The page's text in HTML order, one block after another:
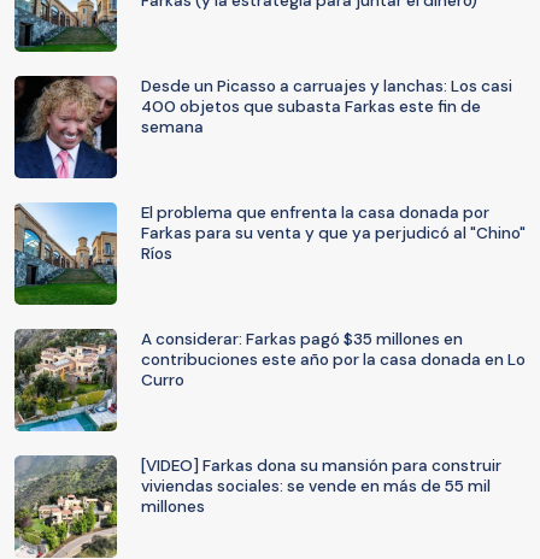
Desde un Picasso a carruajes y lanchas: Los casi
400 objetos que subasta Farkas este fin de
semana
El problema que enfrenta la casa donada por
Farkas para su venta y que ya perjudicó al "Chino"
Ríos
A considerar: Farkas pagó $35 millones en
contribuciones este año por la casa donada en Lo
Curro
[VIDEO] Farkas dona su mansión para construir
viviendas sociales: se vende en más de 55 mil
millones